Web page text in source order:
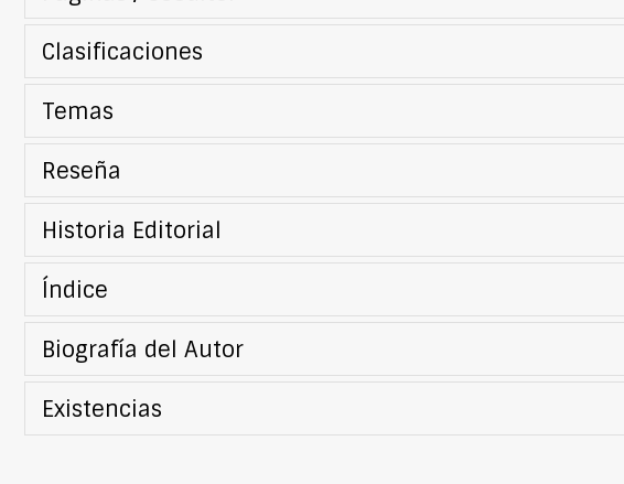
Clasificaciones
Temas
Reseña
Historia Editorial
Índice
Biografía del Autor
Existencias